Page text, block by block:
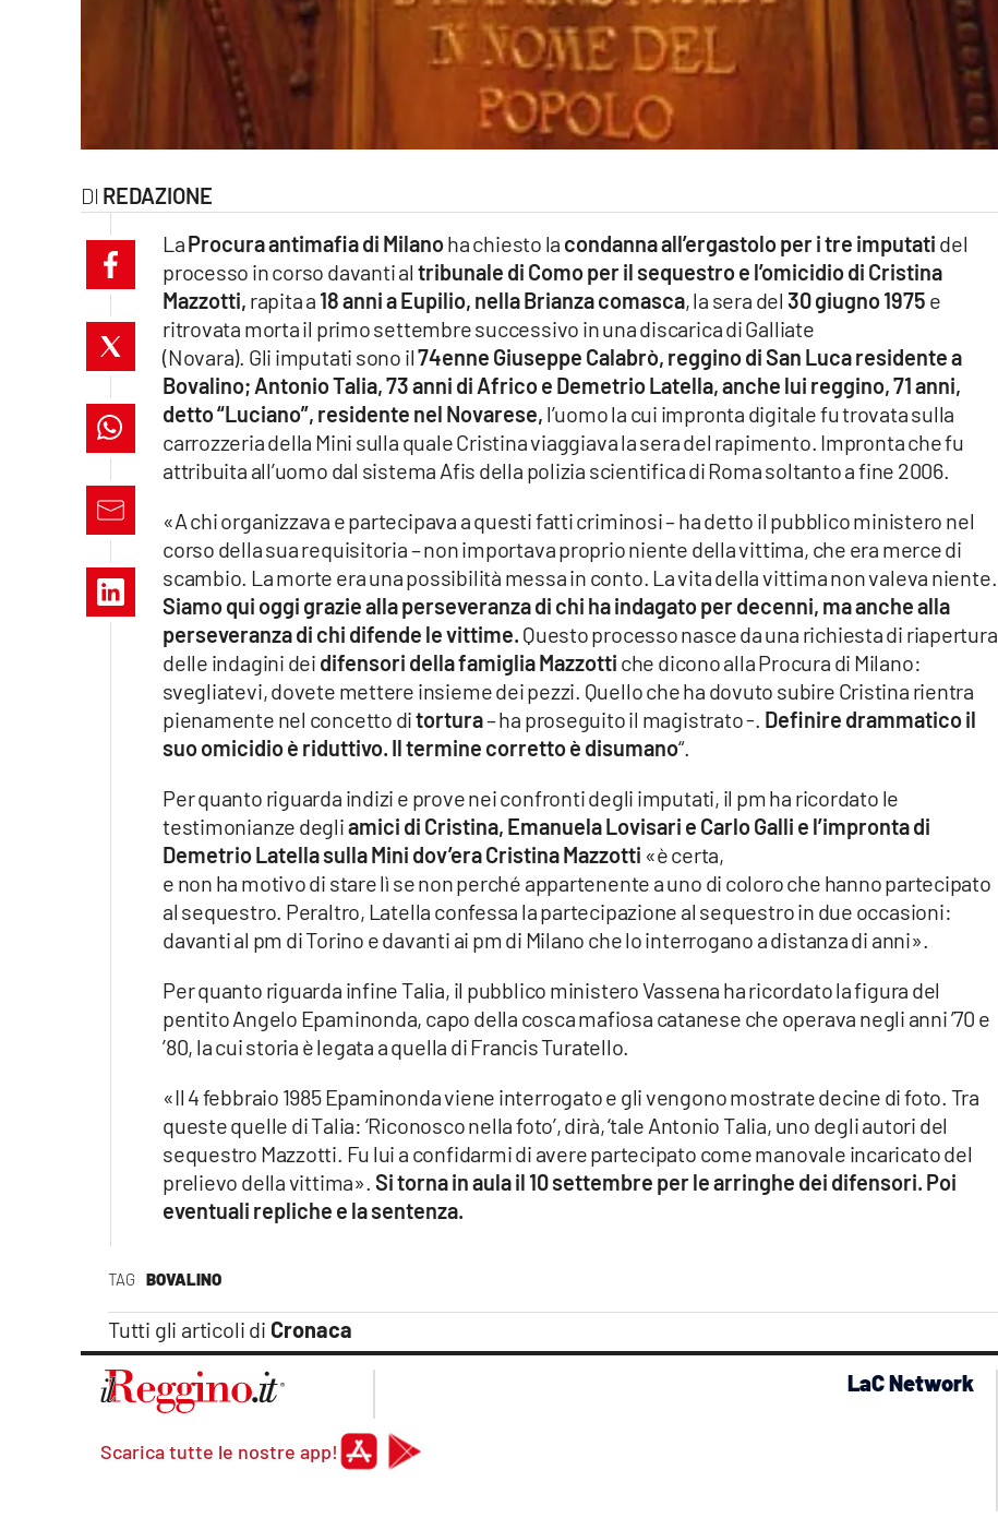
catanzarochannel.it
lacapitalenews.it
REDAZIONE
TAG BOVALINO
Tutti gli articoli di Cronaca
LaProcura antimafia di Milanoha chiesto la condanna all’ergastolo per i tre imputati del
processo in corso davanti al tribunale di Como per il sequestro e l’omicidio di Cristina
Mazzotti, rapita a 18 anni a Eupilio, nella Brianza comasca, la sera del 30 giugno 1975 e
ritrovata morta il primo settembre successivo in una discarica di Galliate
(Novara). Gli imputati sono il74enne Giuseppe Calabrò, reggino di San Luca residente a
Bovalino; Antonio Talia, 73 anni di Africo e Demetrio Latella, anche lui reggino, 71 anni,
detto “Luciano”, residente nel Novarese, l’uomo la cui impronta digitale fu trovata sulla
carrozzeria della Mini sulla quale Cristina viaggiava la sera del rapimento. Impronta che fu
attribuita all’uomo dal sistema Afis della polizia scientifica di Roma soltanto a fine 2006.
«A chi organizzava e partecipava a questi fatti criminosi – ha detto il pubblico ministero nel
corso della sua requisitoria – non importava proprio niente della vittima, che era merce di
scambio. La morte era una possibilità messa in conto. La vita della vittima non valeva niente.
Siamo qui oggi grazie alla perseveranza di chi ha indagato per decenni, ma anche alla
perseveranza di chi difende le vittime. Questo processo nasce da una richiesta di riapertura
delle indagini dei difensori della famiglia Mazzotti che dicono alla Procura di Milano:
svegliatevi, dovete mettere insieme dei pezzi. Quello che ha dovuto subire Cristina rientra
pienamente nel concetto ditortura– ha proseguito il magistrato -. Definire drammatico il
suo omicidio è riduttivo. Il termine corretto è disumano“.
Per quanto riguarda indizi e prove nei confronti degli imputati, il pm ha ricordato le
testimonianze degliamici di Cristina, Emanuela Lovisari e Carlo Galli e l’impronta di
Demetrio Latella sulla Mini dov’era Cristina Mazzotti «è certa,
e non ha motivo di stare lì se non perché appartenente a uno di coloro che hanno partecipato
al sequestro. Peraltro, Latella confessa la partecipazione al sequestro in due occasioni:
davanti al pm di Torino e davanti ai pm di Milano che lo interrogano a distanza di anni».
Per quanto riguarda infine Talia, il pubblico ministero Vassena ha ricordato la figura del
pentito Angelo Epaminonda, capo della cosca mafiosa catanese che operava negli anni ’70 e
’80, la cui storia è legata a quella di Francis Turatello.
«Il 4 febbraio 1985 Epaminonda viene interrogato e gli vengono mostrate decine di foto. Tra
queste quelle di Talia: ‘Riconosco nella foto’, dirà, ‘tale Antonio Talia, uno degli autori del
sequestro Mazzotti. Fu lui a confidarmi di avere partecipato come manovale incaricato del
prelievo della vittima». Si torna in aula il 10 settembre per le arringhe dei difensori. Poi
eventuali repliche e la sentenza.
Scarica tutte le nostre app!
LaC Network